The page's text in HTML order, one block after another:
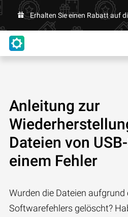
Erhalten Sie einen Rabatt auf
Anleitung zur
Dateien von
einem Fehler
Wurden die Dateien aufgrund
Softwarefehlers gelöscht?